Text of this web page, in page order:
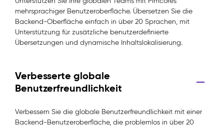
mehrsprachiger Benutzeroberfläche. Übersetzen Sie die
Backend-Oberfläche einfach in über 20 Sprachen, mit
Unterstützung für zusätzliche benutzerdefinierte
Übersetzungen und dynamische Inhaltslokalisierung.
Verbesserte globale
Benutzerfreundlichkeit
Verbessern Sie die globale Benutzerfreundlichkeit mit einer
Backend-Benutzeroberfläche, die problemlos in über 20